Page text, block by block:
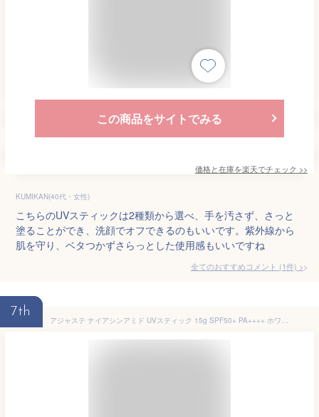
この商品をサイトでみる
価格と在庫を楽天でチェック >>
KUMIKAN(40代・女性)
こちらのUVスティックは2種類から選べ、手を汚さず、さっと
塗ることができ、洗顔でオフできるのもいいです。紫外線から
肌を守り、ベタつかずさらっとした使用感もいいですね
全てのおすすめコメント (1件) >
7th
アジャステ ナイアシンアミド UVスティック 15g SPF50+ PA++++ ホワイトリリームスク【メール便送料無料】LDK 受賞 日焼け止め スティック 日焼けどめ 紫外線 UV カット サンスクリーン スティックタイプ ウォータープルーフ UV耐水性 機内持ち込み可能 Ajuste ドウシシャ